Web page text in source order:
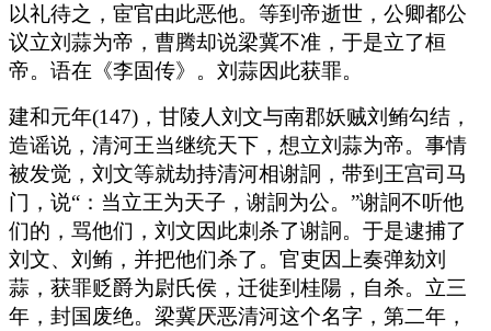
以礼待之，宦官由此恶他。等到帝逝世，公卿都公
议立刘蒜为帝，曹腾却说梁冀不准，于是立了桓
帝。语在《李固传》。刘蒜因此获罪。
建和元年(147)，甘陵人刘文与南郡妖贼刘鲔勾结，
造谣说，清河王当继统天下，想立刘蒜为帝。事情
被发觉，刘文等就劫持清河相谢詗，带到王宫司马
门，说“：当立王为天子，谢詗为公。”谢詗不听他
们的，骂他们，刘文因此刺杀了谢詗。于是逮捕了
刘文、刘鲔，并把他们杀了。官吏因上奏弹劾刘
蒜，获罪贬爵为尉氏侯，迁徙到桂陽，自杀。立三
年，封国废绝。梁冀厌恶清河这个名字，第二年，